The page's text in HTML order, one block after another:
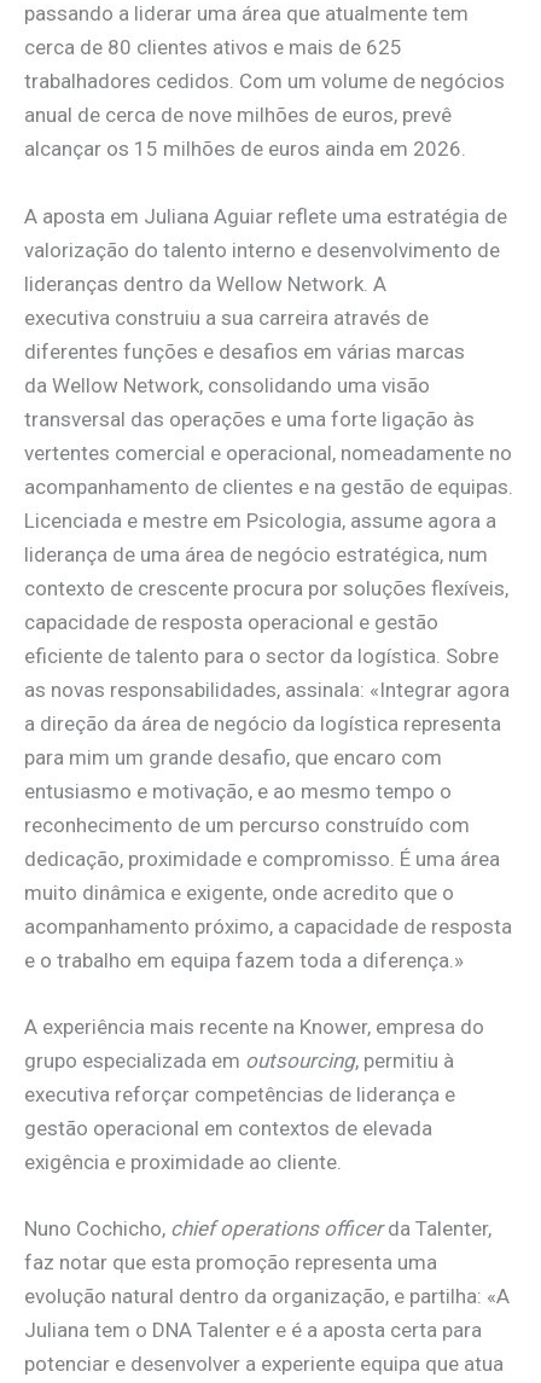
passando a liderar uma área que atualmente tem
cerca de 80 clientes ativos e mais de 625
trabalhadores cedidos. Com um volume de negócios
anual de cerca de nove milhões de euros, prevê
alcançar os 15 milhões de euros ainda em 2026.
A aposta em Juliana Aguiar reflete uma estratégia de
valorização do talento interno e desenvolvimento de
lideranças dentro da Wellow Network. A
executiva construiu a sua carreira através de
diferentes funções e desafios em várias marcas
da Wellow Network, consolidando uma visão
transversal das operações e uma forte ligação às
vertentes comercial e operacional, nomeadamente no
acompanhamento de clientes e na gestão de equipas.
Licenciada e mestre em Psicologia, assume agora a
liderança de uma área de negócio estratégica, num
contexto de crescente procura por soluções flexíveis,
capacidade de resposta operacional e gestão
eficiente de talento para o sector da logística. Sobre
as novas responsabilidades, assinala: «Integrar agora
a direção da área de negócio da logística representa
para mim um grande desafio, que encaro com
entusiasmo e motivação, e ao mesmo tempo o
reconhecimento de um percurso construído com
dedicação, proximidade e compromisso. É uma área
muito dinâmica e exigente, onde acredito que o
acompanhamento próximo, a capacidade de resposta
e o trabalho em equipa fazem toda a diferença.»
A experiência mais recente na Knower, empresa do
grupo especializada em outsourcing, permitiu à
executiva reforçar competências de liderança e
gestão operacional em contextos de elevada
exigência e proximidade ao cliente.
Nuno Cochicho, chief operations officerda Talenter,
faz notar que esta promoção representa uma
evolução natural dentro da organização, e partilha: «A
Juliana tem o DNA Talenter e é a aposta certa para
potenciar e desenvolver a experiente equipa que atua